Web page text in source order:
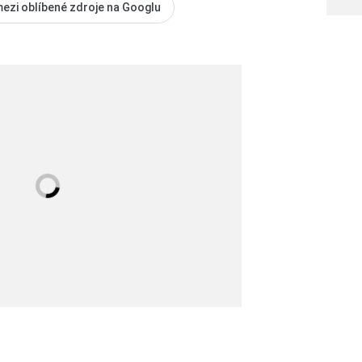
oblíbené zdroje na Googlu